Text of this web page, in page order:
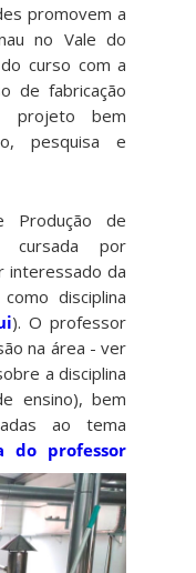
promovem a
no Vale do
curso com a
de fabricação
bem
pesquisa e
Produção de
cursada por
interessado da
disciplina
). O professor
na área - ver
a disciplina
ensino), bem
ao tema
do professor